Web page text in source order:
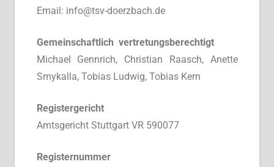
Email: info@tsv-doerzbach.de
Gemeinschaftlich vertretungsberechtigt
Michael Gennrich, Christian Raasch, Anette
Smykalla, Tobias Ludwig, Tobias Kern
Registergericht
Amtsgericht Stuttgart VR 590077
Registernummer